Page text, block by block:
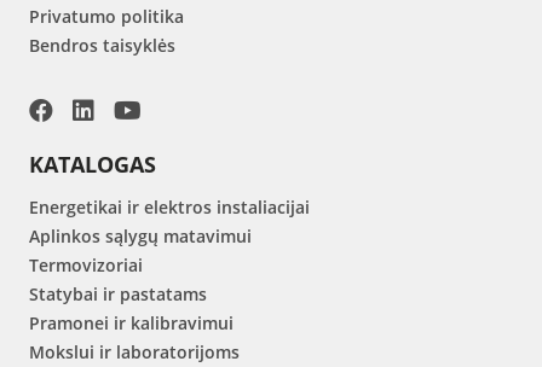
Privatumo politika
Bendros taisyklės
KATALOGAS
Energetikai ir elektros instaliacijai
Aplinkos sąlygų matavimui
Termovizoriai
Statybai ir pastatams
Pramonei ir kalibravimui
Mokslui ir laboratorijoms